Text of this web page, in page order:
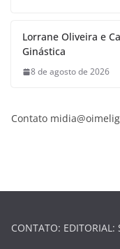
Lorrane Oliveira e
Ginástica
8 de agosto de 2026
Contato
CONTATO: EDITORIAL: